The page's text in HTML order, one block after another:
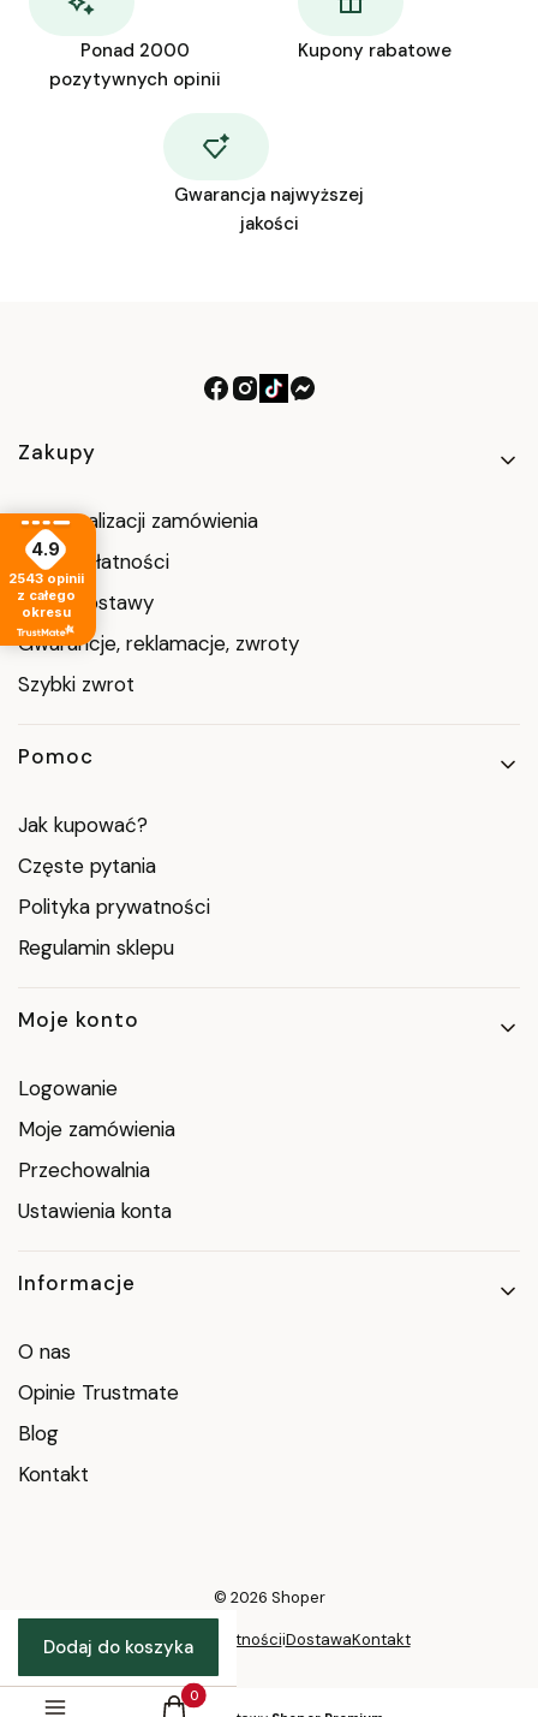
Ponad 2000
pozytywnych opinii
Kupony rabatowe
Gwarancja najwyższej
jakości
Linki w stopce
Zakupy
Czas realizacji zamówienia
Formy płatności
Koszt dostawy
Gwarancje, reklamacje, zwroty
Szybki zwrot
Pomoc
Jak kupować?
Częste pytania
Polityka prywatności
Regulamin sklepu
Moje konto
Logowanie
Moje zamówienia
Przechowalnia
Ustawienia konta
Informacje
O nas
Opinie Trustmate
Blog
Kontakt
© 2026 Shoper
Polityka prywatnościiDostawaKontakt
Dodaj do koszyka
Produkty w koszyku: 0. Zobacz szczegóły
4.9
2543 opinii
z całego
okresu